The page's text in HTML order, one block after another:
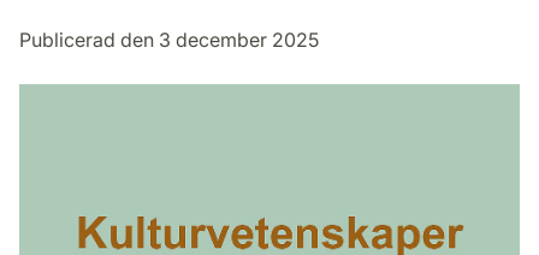
Publicerad den 3 december 2025